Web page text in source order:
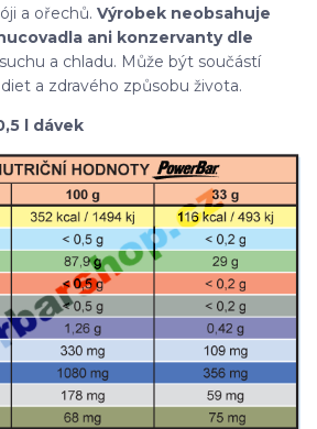
a ořechů. Výrobek neobsahuje
ani konzervanty dle
a chladu. Může být součástí
a zdravého způsobu života.
l dávek